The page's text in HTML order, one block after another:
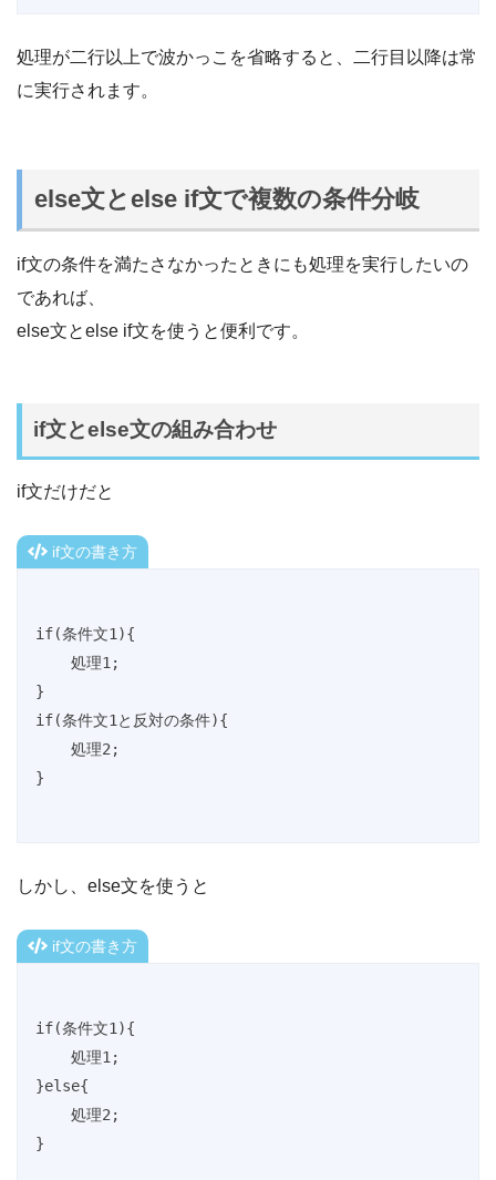
処理が二行以上で波かっこを省略すると、二行目以降は常
に実行されます。
else文とelse if文で複数の条件分岐
if文の条件を満たさなかったときにも処理を実行したいの
であれば、
else文とelse if文を使うと便利です。
if文とelse文の組み合わせ
if文だけだと
if文の書き方
if(条件文1){
}
if(条件文1と反対の条件){
}
しかし、else文を使うと
if文の書き方
if(条件文1){
}else{
}